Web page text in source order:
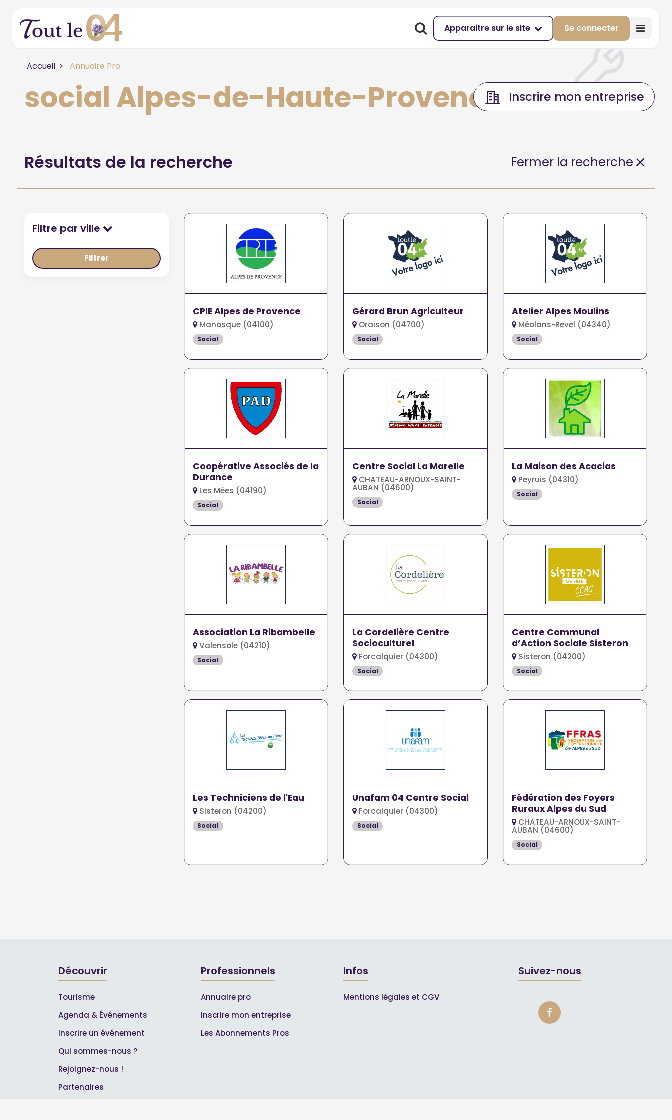
Apparaitre sur le site Se connecter
Accueil Annuaire Pro
social Alpes-de-Haute-Provence Inscrire mon entreprise
Résultats de la recherche Fermer la recherche
Filtre par ville
Filtrer
CPIE Alpes de Provence
Manosque (04100)
Social
Gérard Brun Agriculteur
Oraison (04700)
Social
Atelier Alpes Moulins
Méolans-Revel (04340)
Social
Coopérative Associés de la
Durance
Les Mées (04190)
Social
Centre Social La Marelle
CHATEAU-ARNOUX-SAINT-
AUBAN (04600)
Social
La Maison des Acacias
Peyruis (04310)
Social
Association La Ribambelle
Valensole (04210)
Social
La Cordelière Centre
Socioculturel
Forcalquier (04300)
Social
Centre Communal
d’Action Sociale Sisteron
Sisteron (04200)
Social
Les Techniciens de l'Eau
Sisteron (04200)
Social
Unafam 04 Centre Social
Forcalquier (04300)
Social
Fédération des Foyers
Ruraux Alpes du Sud
CHATEAU-ARNOUX-SAINT-
AUBAN (04600)
Social
Découvrir
Tourisme
Agenda & Événements
Inscrire un événement
Qui sommes-nous ?
Rejoignez-nous !
Partenaires
Professionnels
Annuaire pro
Inscrire mon entreprise
Les Abonnements Pros
Infos
Mentions légales et CGV
Suivez-nous